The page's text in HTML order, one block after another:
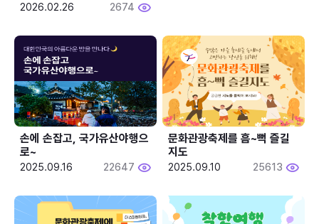
2026.02.26 2674
손에 손잡고, 국가유산야행으
로~
2025.09.16 22647
문화관광축제를 흠~뻑 즐길
지도
2025.09.10 25613